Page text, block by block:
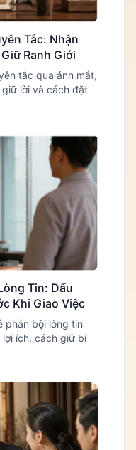
Tắc: Nhận
Ranh Giới
tắc qua ánh mắt,
lời và cách đặt
Tin: Dấu
Khi Giao Việc
phản bội lòng tin
lợi ích, cách giữ bí